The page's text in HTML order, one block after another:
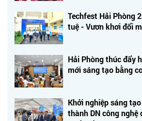
Techfest Hải Phòng
tuệ - Vươn khơi đổi
Hải Phòng thúc đẩy
mới sáng tạo bằng
Khởi nghiệp sáng
thành DN công